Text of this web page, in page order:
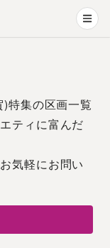
特集の区画一覧
ティに富んだ
気軽にお問い